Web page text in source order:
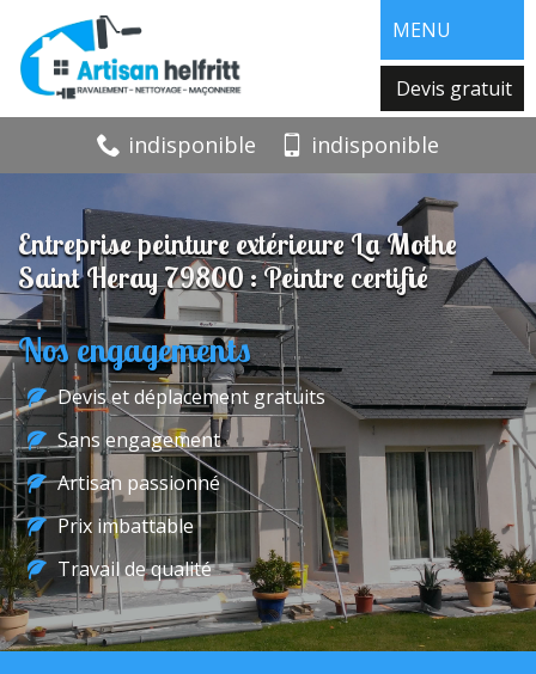
MENU
Devis gratuit
indisponible indisponible
Entreprise peinture extérieure La Mothe
Saint Heray 79800 : Peintre certifié
Nos engagements
Devis et déplacement gratuits
Sans engagement
Artisan passionné
Prix imbattable
Travail de qualité